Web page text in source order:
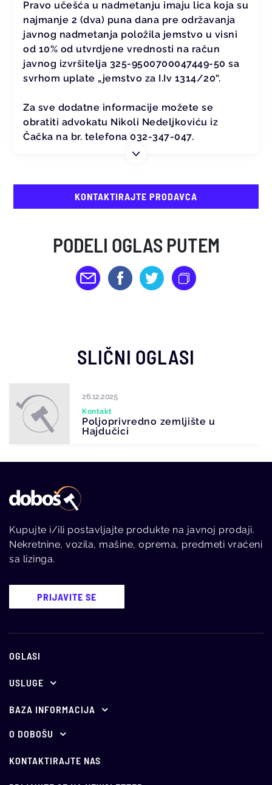
Pravo učešća u nadmetanju imaju lica koja su
najmanje 2 (dva) puna dana pre održavanja
javnog nadmetanja položila jemstvo u visni
od 10% od utvrdjene vrednosti na račun
javnog izvršitelja 325-9500700047449-50 sa
svrhom uplate „jemstvo za I.Iv 1314/20“.
Za sve dodatne informacije možete se
obratiti advokatu Nikoli Nedeljkoviću iz
Čačka na br. telefona 032-347-047.
KONTAKTIRAJTE PRODAVCA
PODELI OGLAS PUTEM
SLIČNI OGLASI
26.12.2025
Kontakt
Poljoprivredno zemljište u
Hajdučici
Kupujte i/ili postavljajte produkte na javnoj prodaji.
Nekretnine, vozila, mašine, oprema, predmeti vraćeni
sa lizinga.
PRIJAVITE SE
OGLASI
USLUGE
Ponuda za oglašavanje
E-aukcije
Holandske aukcije
BAZA INFORMACIJA
Propisi
Vesti
O DOBOŠU
O nama
Vodič kroz javno nadmetanje
KONTAKTIRAJTE NAS